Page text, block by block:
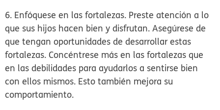
6. Enfóquese en las fortalezas. Preste atención a lo
que sus hijos hacen bien y disfrutan. Asegúrese de
que tengan oportunidades de desarrollar estas
fortalezas. Concéntrese más en las fortalezas que
en las debilidades para ayudarlos a sentirse bien
con ellos mismos. Esto también mejora su
comportamiento.